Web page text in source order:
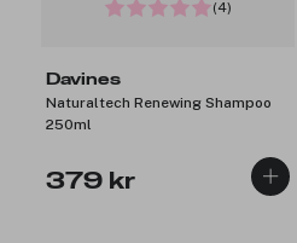
(4)
Davines
Naturaltech Renewing Shampoo
250ml
379 kr